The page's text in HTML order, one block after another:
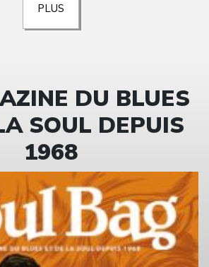
PLUS
DU BLUES
SOUL DEPUIS
1968